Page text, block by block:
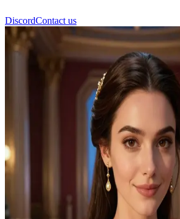
DiscordContact us